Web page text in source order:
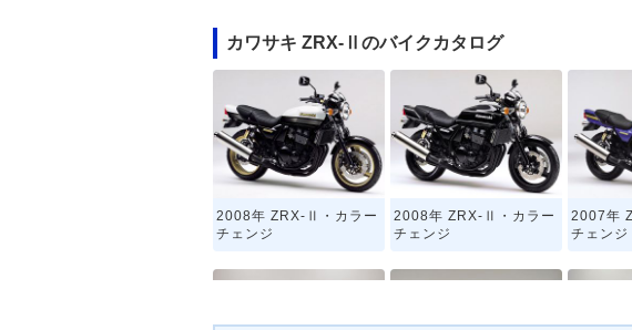
カワサキ ZRX-Ⅱのバイクカタログ
2008年 ZRX-Ⅱ・カラー
チェンジ
2008年 ZRX-Ⅱ・カラー
チェンジ
2007年
チェンジ